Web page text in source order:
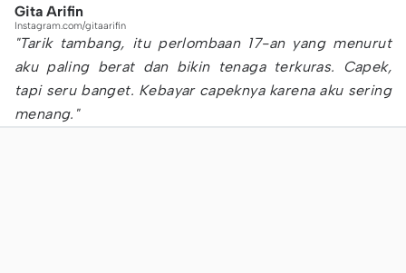
Gita Arifin
Instagram.com/gitaarifin
"Tarik tambang, itu perlombaan 17-an yang menurut
aku paling berat dan bikin tenaga terkuras. Capek,
tapi seru banget. Kebayar capeknya karena aku sering
menang."